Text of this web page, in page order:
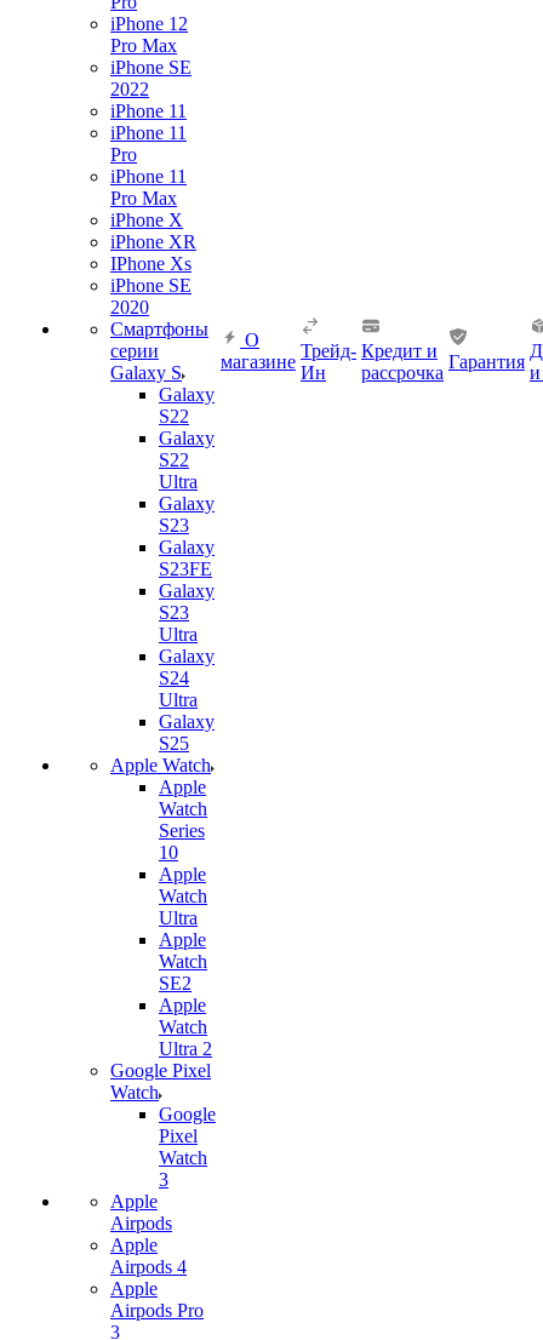
iPhone 12
Pro Max
iPhone SE
2022
iPhone 11
iPhone 11
Pro
iPhone 11
Pro Max
iPhone X
iPhone XR
IPhone Xs
iPhone SE
2020
Смартфоны
серии
Galaxy S
Galaxy
S22
Galaxy
S22
Ultra
Galaxy
S23
Galaxy
S23FE
Galaxy
S23
Ultra
Galaxy
S24
Ultra
Galaxy
S25
Apple Watch
Apple
Watch
Series
10
Apple
Watch
Ultra
Apple
Watch
SE2
Apple
Watch
Ultra 2
Google Pixel
Watch
Google
Pixel
Watch
3
Apple
Airpods
Apple
Airpods 4
Apple
Airpods Pro
3
О
магазине
Трейд-
Ин
Кредит и
рассрочка
Гарантия
и